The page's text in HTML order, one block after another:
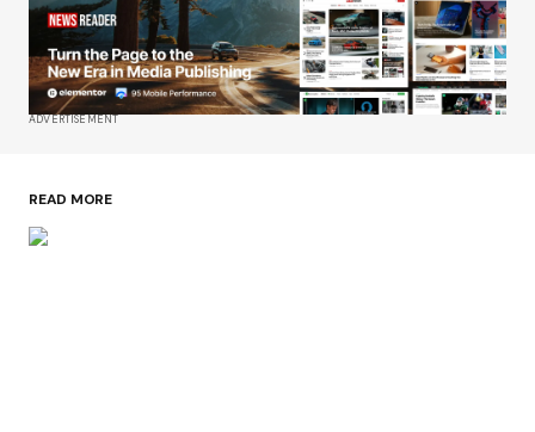
ADVERTISEMENT
READ MORE